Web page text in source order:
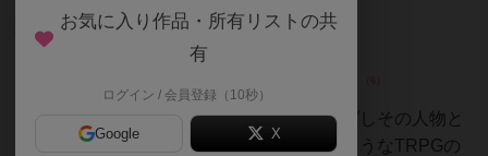
79名
近未来、過去の人物に意識を飛ばしその人物と
して事件の真相を探る謎解きなようなTRPGの
皇帝
お気に入り作品・所有リストの共
有
ログイン / 会員登録（10秒）
Google X